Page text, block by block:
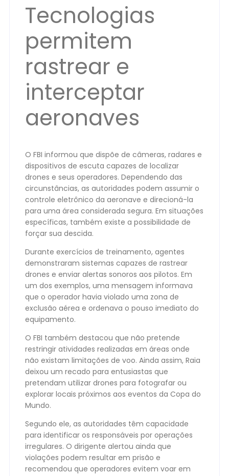
Tecnologias
permitem
rastrear e
interceptar
aeronaves
O FBI informou que dispõe de câmeras, radares e
dispositivos de escuta capazes de localizar
drones e seus operadores. Dependendo das
circunstâncias, as autoridades podem assumir o
controle eletrônico da aeronave e direcioná-la
para uma área considerada segura. Em situações
específicas, também existe a possibilidade de
forçar sua descida.
Durante exercícios de treinamento, agentes
demonstraram sistemas capazes de rastrear
drones e enviar alertas sonoros aos pilotos. Em
um dos exemplos, uma mensagem informava
que o operador havia violado uma zona de
exclusão aérea e ordenava o pouso imediato do
equipamento.
O FBI também destacou que não pretende
restringir atividades realizadas em áreas onde
não existam limitações de voo. Ainda assim, Raia
deixou um recado para entusiastas que
pretendam utilizar drones para fotografar ou
explorar locais próximos aos eventos da Copa do
Mundo.
Segundo ele, as autoridades têm capacidade
para identificar os responsáveis por operações
irregulares. O dirigente alertou ainda que
violações podem resultar em prisão e
recomendou que operadores evitem voar em